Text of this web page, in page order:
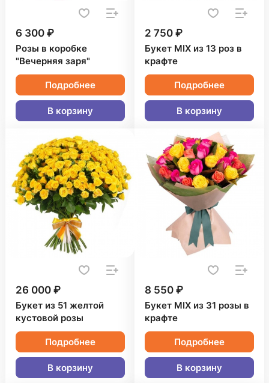
6 300 ₽
Розы в коробке
"Вечерняя заря"
Подробнее
В корзину
2 750 ₽
Букет MIX из 13 роз в
крафте
Подробнее
В корзину
26 000 ₽
Букет из 51 желтой
кустовой розы
Подробнее
В корзину
8 550 ₽
Букет MIX из 31 розы в
крафте
Подробнее
В корзину